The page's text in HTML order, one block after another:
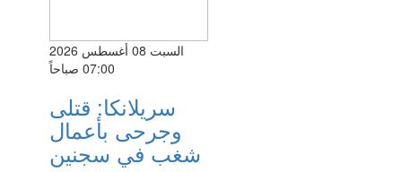
السبت 08 أغسطس 2026
07:00 صباحاً
سريلانكا: قتلى
وجرحى بأعمال
شغب في سجنين